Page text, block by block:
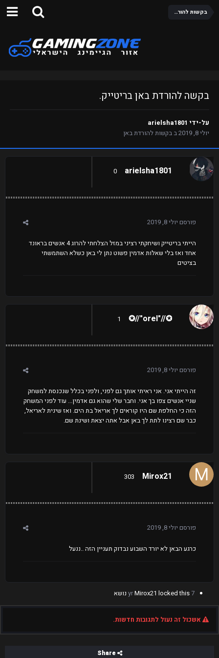
בקשות להורדת באן
בקשה להורדת באן בריטייק.
על-ידי arielsha1801
יולי 8, 2019
בבקשות להורדת באן
arielsha1801
0
פורסם יולי 8, 2019
הייתי בריטייק ושיחקתי רציני במזל הצלחתי להרוג 4 אנשים בראונד
אחד ואז בלי שאלות אדמין פשוט נתן לי באן כשלא השתמשתי
בציטים
✪//"orel"//✪
1
פורסם יולי 8, 2019
זה הייתי אני. אני ראיתי אותך גם לפני, ולפני בכלל שנכנסת למשחק
שניי אנשים צפו בך אני. וחבר שלי שהוא גם אדמין... עוד לפני המשחק
הזה כי החלפת שם היו קוראים לך אריאל בת הים. ואז שינית לאריאל,
כבר שם רצינו לתת לך באן אבל אתה יצאת ושינת שם.
Mirox21
303
פורסם יולי 8, 2019
כרגע הבאן לא יורד השבוע נבדוק תעניין הזה ..ננעל
7 yr
Mirox21 locked this נושא
אשכול זה נעול לתגובות חדשות.